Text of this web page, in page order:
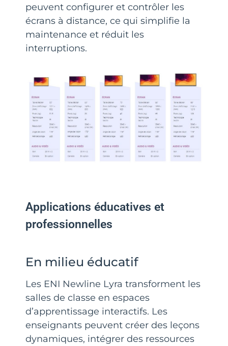
peuvent configurer et contrôler les
écrans à distance, ce qui simplifie la
maintenance et réduit les
interruptions.
Applications éducatives et
professionnelles
En milieu éducatif
Les ENI Newline Lyra transforment les
salles de classe en espaces
d’apprentissage interactifs. Les
enseignants peuvent créer des leçons
dynamiques, intégrer des ressources